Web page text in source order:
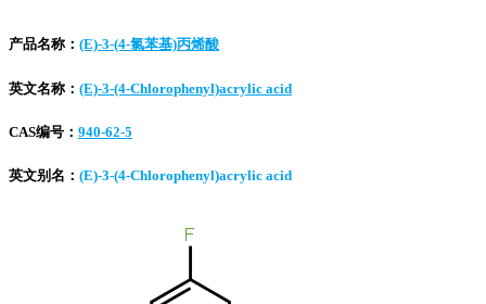
产品名称： (E)-3-(4-氯苯基)丙烯酸
英文名称： (E)-3-(4-Chlorophenyl)acrylic acid
CAS编号： 940-62-5
英文别名： (E)-3-(4-Chlorophenyl)acrylic acid